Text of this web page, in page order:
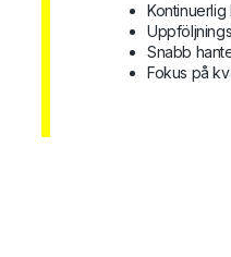
Snabb
Fokus på